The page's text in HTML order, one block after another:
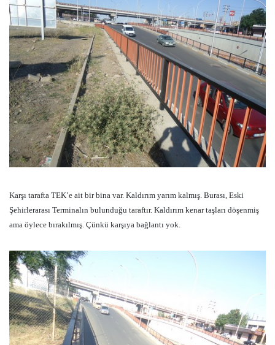
Karşı tarafta TEK’e ait bir bina var. Kaldırım yarım kalmış. Burası, Eski
Şehirlerarası Terminalın bulunduğu taraftır. Kaldırım kenar taşları döşenmiş
ama öylece bırakılmış. Çünkü karşıya bağlantı yok.